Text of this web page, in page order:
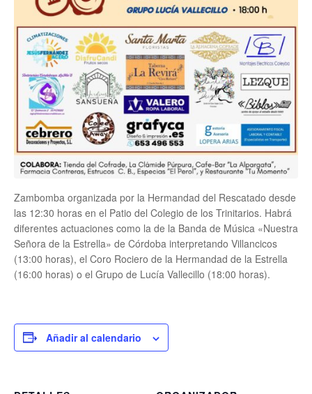
Zambomba organizada por la Hermandad del Rescatado desde
las 12:30 horas en el Patio del Colegio de los Trinitarios. Habrá
diferentes actuaciones como la de la Banda de Música «Nuestra
Señora de la Estrella» de Córdoba interpretando Villancicos
(13:00 horas), el Coro Rociero de la Hermandad de la Estrella
(16:00 horas) o el Grupo de Lucía Vallecillo (18:00 horas).
Añadir al calendario